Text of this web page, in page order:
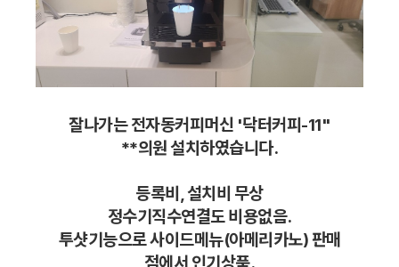
잘나가는 전자동커피머신 '닥터커피-11"
**의원 설치하였습니다.
등록비, 설치비 무상
정수기직수연결도 비용없음.
투샷기능으로 사이드메뉴(아메리카노) 판매